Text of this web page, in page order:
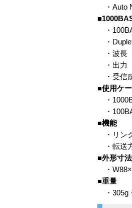
・Auto
・
・
・波長
・出力
・受信
■使用ケ
・
・
■機能
・リン
・転送
■外形寸法
・
■重量
・305g